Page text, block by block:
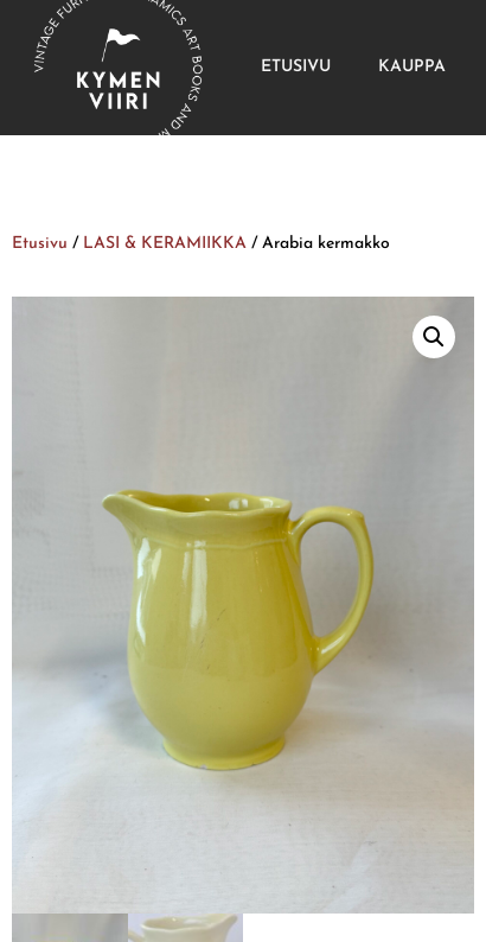
ETUSIVU KAUPPA
Etusivu / LASI & KERAMIIKKA / Arabia kermakko